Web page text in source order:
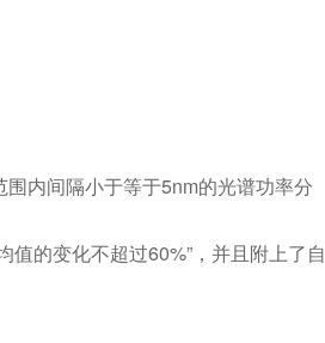
内间隔小于等于5nm的光谱功率分
的变化不超过60%”，并且附上了自